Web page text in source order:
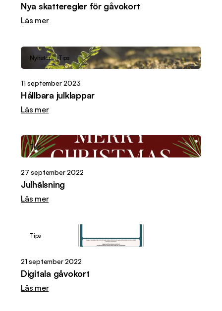
Nya skatteregler för gåvokort
Läs mer
Nyheter Tips
11 september 2023
Hållbara julklappar
Läs mer
Tips
27 september 2022
Julhälsning
Läs mer
Tips
21 september 2022
Digitala gåvokort
Läs mer